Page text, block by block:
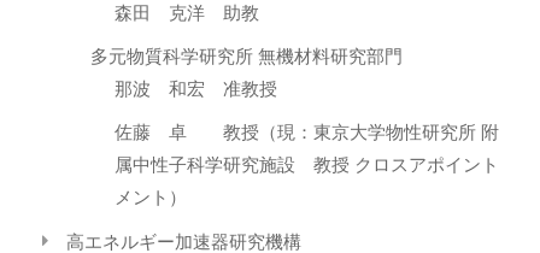
森田 克洋 助教
多元物質科学研究所 無機材料研究部門
那波 和宏 准教授
佐藤 卓 教授（現：東京大学物性研究所 附
属中性子科学研究施設 教授 クロスアポイント
メント）
高エネルギー加速器研究機構